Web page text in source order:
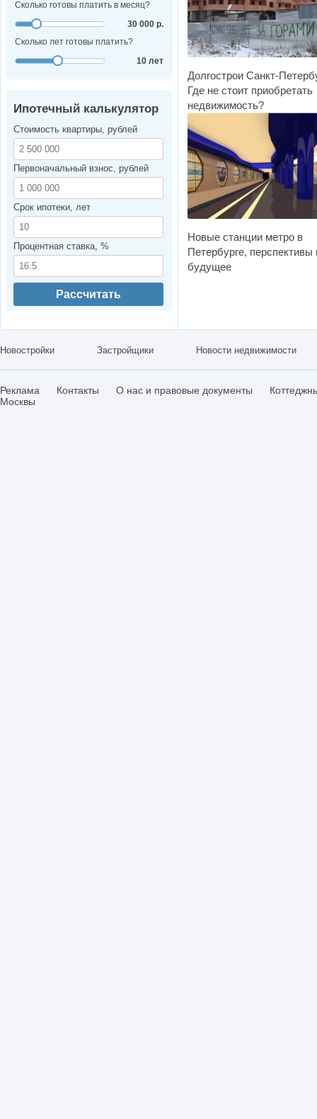
Долгострои Санкт-
Где не стоит приобретать
недвижимость?
Новые станции метро в
Петербурге, перспективы
будущее
Сколько готовы платить в месяц?
30 000 р.
Сколько лет готовы платить?
10 лет
Ипотечный калькулятор
Стоимость квартиры, рублей
Первоначальный взнос, рублей
Срок ипотеки, лет
Процентная ставка, %
Рассчитать
Новостройки Застройщики Новости недвижимости
Реклама Контакты О нас и правовые документы
Москвы